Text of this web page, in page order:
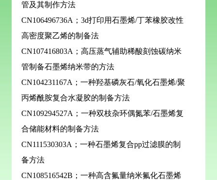
管及其制作方法
CN106496736A；3d打印用石墨烯/丁苯橡胶改性
高密度聚乙烯的制备法
CN107416803A；高压蒸气辅助稀酸刻蚀碳纳米
管制备石墨烯纳米带的方法
CN104231167A；一种羟基磷灰石/氧化石墨烯/聚
丙烯酰胺复合水凝胶的制备方法
CN109294527A；一种双枝杂环偶氮苯/石墨烯复
合储能材料的制备方法
CN111530303A；一种石墨烯复合pp过滤膜的制
备方法
CN108516542B；一种高含氟量纳米氟化石墨烯